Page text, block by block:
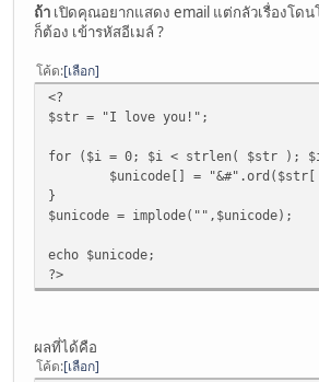
ถ้า เปิดคุณอยากแสดง email แต่กลัวเรื่องโด
ก็ต้อง เข้ารหัสอีเมล์ ?
โค้ด เลือก
<?
$str = "I love you!";
for ($i = 0; $i < strlen( $str );
$unicode[] =
}
$unicode = implode("",$unicode);
echo $unicode;
?>
ผลที่ได้คือ
โค้ด เลือก